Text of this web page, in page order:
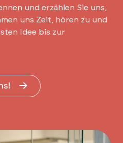
und erzählen Sie uns,
uns Zeit, hören zu und
Idee bis zur